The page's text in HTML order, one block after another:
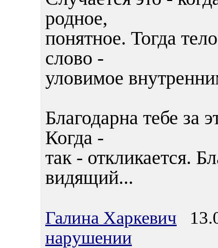
родное,
понятное. Тогда
слово -
уловимое
Благодарна тебе за
Когда -
так - откликается.
видящий...
Галина Харкевич
нарушении